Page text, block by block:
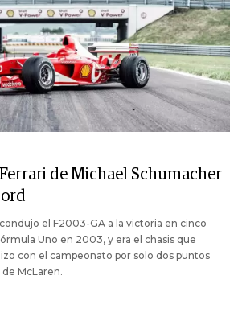
de Michael Schumacher
el F2003-GA a la victoria en cinco
Uno en 2003, y era el chasis que
con el campeonato por solo dos puntos
McLaren.